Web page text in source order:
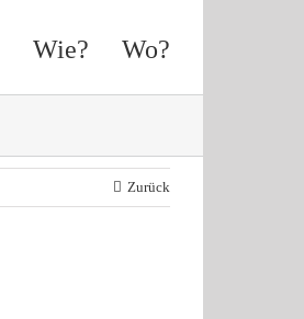
Wie? Wo?
Zurück